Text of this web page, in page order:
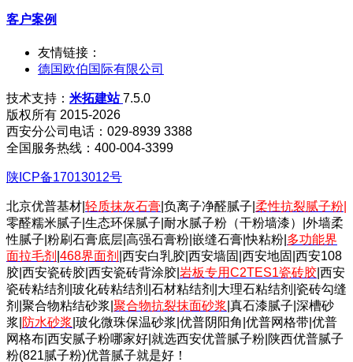
客户案例
友情链接：
德国欧伯国际有限公司
技术支持： 米拓建站7.5.0
版权所有 2015-2026
西安分公司电话：029-8939 3388
全国服务热线：400-004-3399
陕ICP备17013012号
北京优普基材| 轻质抹灰石膏 |负离子净醛腻子| 柔性抗裂腻子粉
零醛糯米腻子|生态环保腻子|耐水腻子粉（干粉墙漆）|外墙柔
性腻子|粉刷石膏底层|高强石膏粉|嵌缝石膏|快粘粉| 多功能界
面拉毛剂 468界面剂 |西安白乳胶|西安墙固|西安地固|西安108
胶|西安瓷砖胶|西安瓷砖背涂胶| 岩板专用C2TES1瓷砖胶 |西安
瓷砖粘结剂|玻化砖粘结剂|石材粘结剂|大理石粘结剂|瓷砖勾缝
剂|聚合物粘结砂浆| 聚合物抗裂抹面砂浆 |真石漆腻子|深槽砂
浆| 防水砂浆 |玻化微珠保温砂浆|优普阴阳角|优普网格带|优普
网格布|西安腻子粉哪家好|就选西安优普腻子粉|陕西优普腻子
粉(821腻子粉)优普腻子就是好！